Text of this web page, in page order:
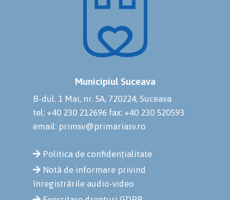
Municipiul Suceava
B-dul. 1 Mai, nr. 5A, 720224, Suceava
tel: +40 230 212696 fax: +40 230 520593
email: primsv@primariasv.ro
Politica de confidențialitate
Notă de informare privind
înregistrările audio-video